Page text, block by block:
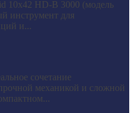
10x42 HD-В 3000 (модель
инструмент для
и...
сочетание
механикой и сложной